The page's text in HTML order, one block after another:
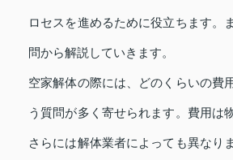
ロセスを進めるために役立ちます。
問から解説していきます。
空家解体の際には、どのくらいの費
う質問が多く寄せられます。費用は
さらには解体業者によっても異なり